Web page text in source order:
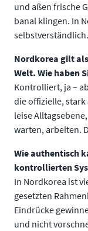
und aßen frische
banal klingen. In
Nordkorea gilt
Welt. Wie haben
Kontrolliert, ja –
die offizielle,
leise
warten, arbeiten.
Wie authentisch
kontrollierten
In Nordkorea ist
gesetzten
Eindrücke
und nicht